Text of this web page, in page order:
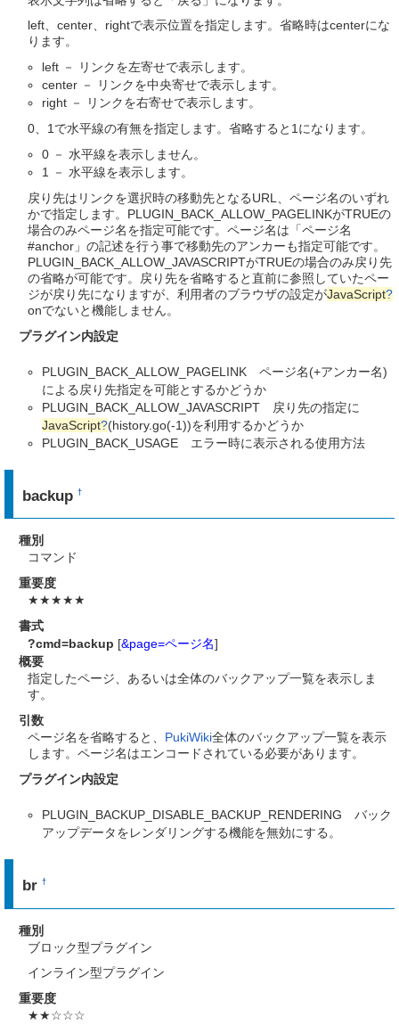
left、center、rightで表示位置を指定します。省略時はcenterにな
ります。
left － リンクを左寄せで表示します。
center － リンクを中央寄せで表示します。
right － リンクを右寄せで表示します。
0、1で水平線の有無を指定します。省略すると1になります。
0 － 水平線を表示しません。
1 － 水平線を表示します。
戻り先はリンクを選択時の移動先となるURL、ページ名のいずれ
かで指定します。PLUGIN_BACK_ALLOW_PAGELINKがTRUEの
場合のみページ名を指定可能です。ページ名は「ページ名
#anchor」の記述を行う事で移動先のアンカーも指定可能です。
PLUGIN_BACK_ALLOW_JAVASCRIPTがTRUEの場合のみ戻り先
の省略が可能です。戻り先を省略すると直前に参照していたペー
ジが戻り先になりますが、利用者のブラウザの設定がJavaScript?
onでないと機能しません。
プラグイン内設定
PLUGIN_BACK_ALLOW_PAGELINK ページ名(+アンカー名)
による戻り先指定を可能とするかどうか
PLUGIN_BACK_ALLOW_JAVASCRIPT 戻り先の指定に
JavaScript?(history.go(-1))を利用するかどうか
PLUGIN_BACK_USAGE エラー時に表示される使用方法
backup†
種別
コマンド
重要度
★★★★★
書式
?cmd=backup [&page=ページ名]
概要
指定したページ、あるいは全体のバックアップ一覧を表示しま
す。
引数
ページ名を省略すると、 PukiWiki全体のバックアップ一覧を表示
します。ページ名はエンコードされている必要があります。
プラグイン内設定
PLUGIN_BACKUP_DISABLE_BACKUP_RENDERING バック
アップデータをレンダリングする機能を無効にする。
br†
種別
ブロック型プラグイン
インライン型プラグイン
重要度
★★☆☆☆